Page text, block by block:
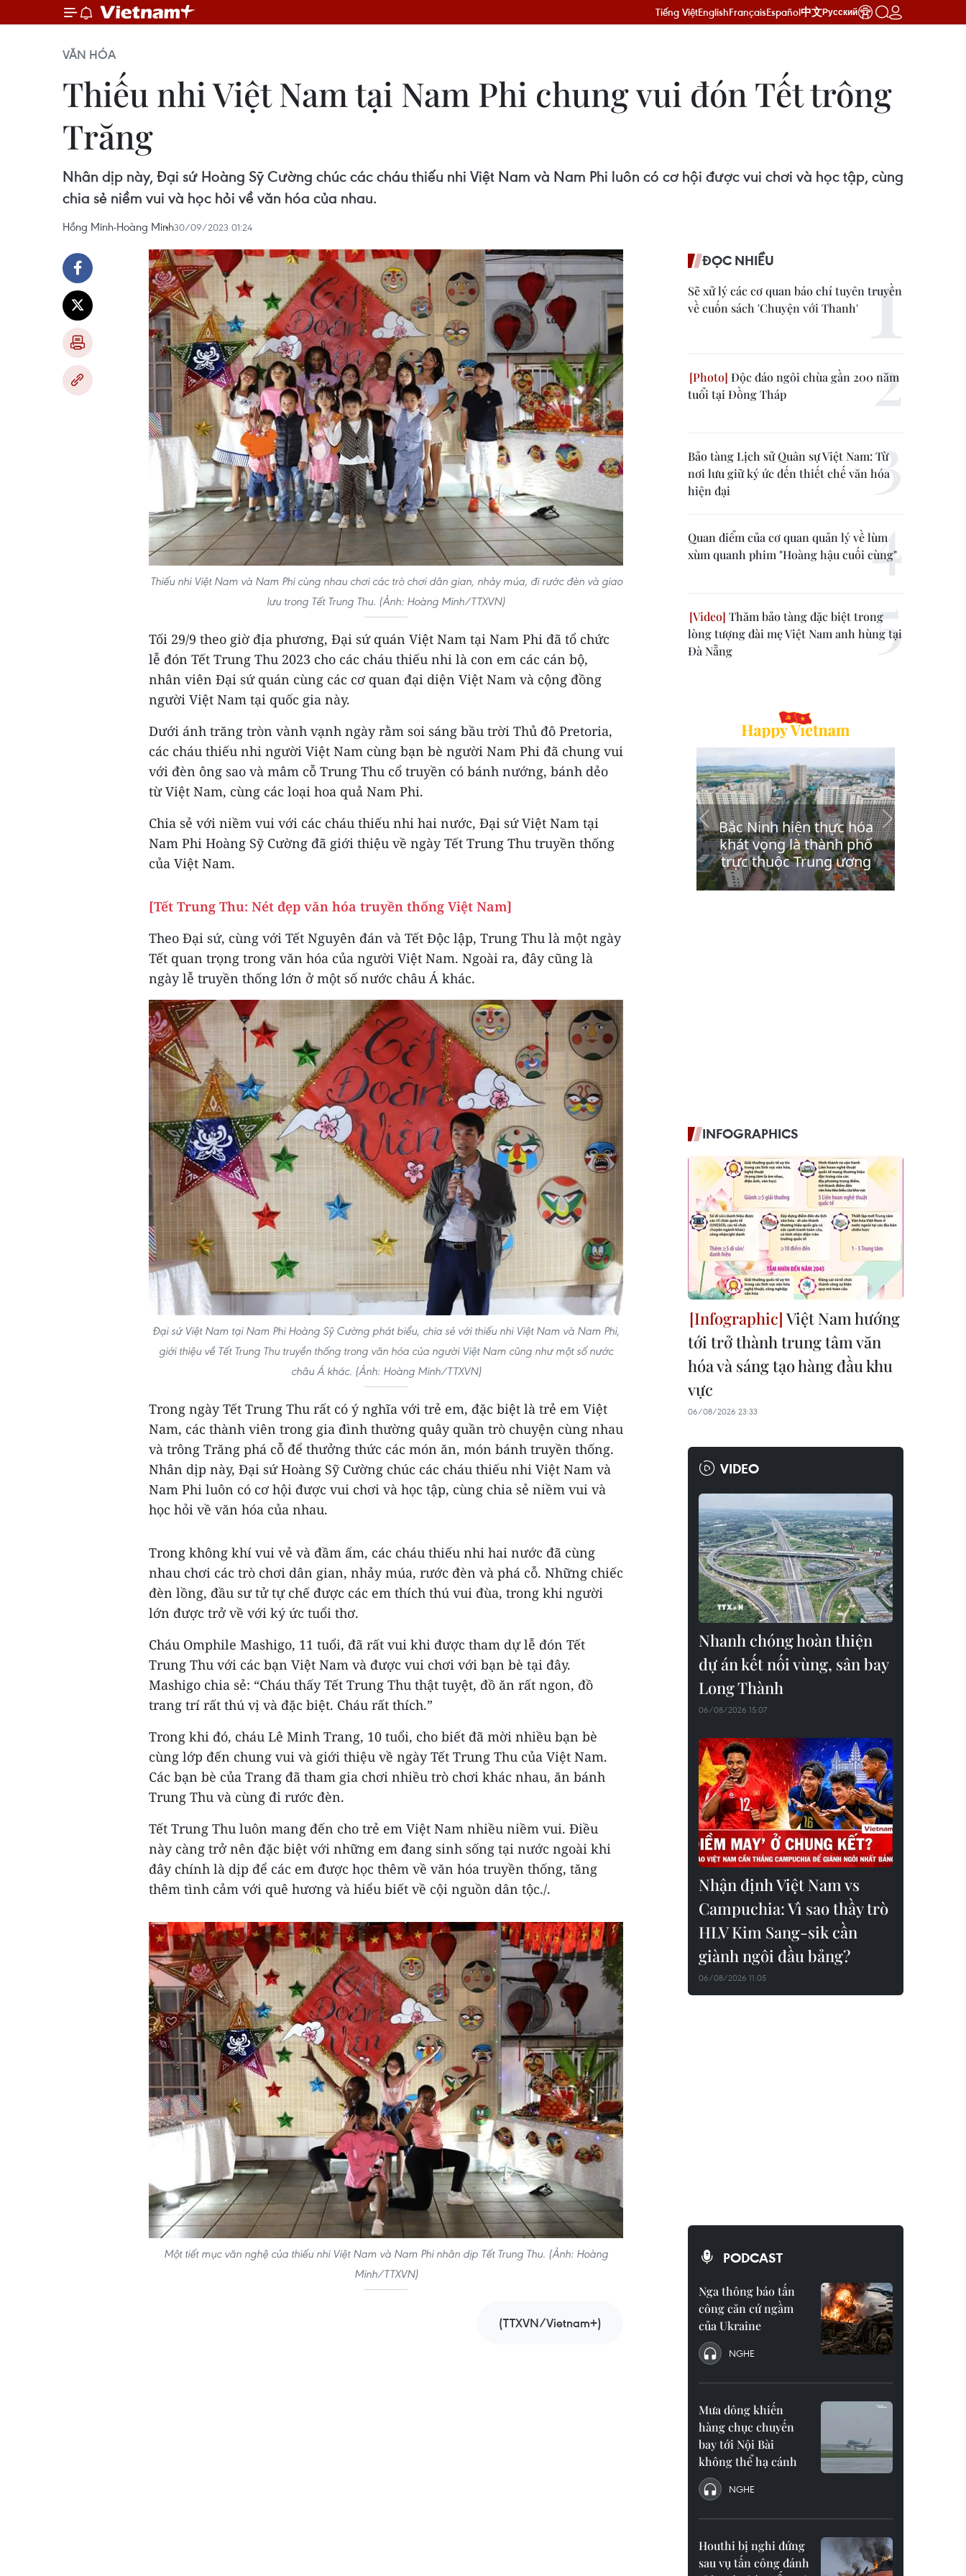
Tiếng ViệtEnglishFrançaisEspañol中文Русский
VĂN HÓA
Thiếu nhi Việt Nam tại Nam Phi chung vui đón Tết trông
Trăng
Nhân dịp này, Đại sứ Hoàng Sỹ Cường chúc các cháu thiếu nhi Việt Nam và Nam Phi luôn có cơ hội được vui chơi và học tập, cùng
chia sẻ niềm vui và học hỏi về văn hóa của nhau.
Hồng Minh-Hoàng Minh30/09/2023 01:24
Thiếu nhi Việt Nam và Nam Phi cùng nhau chơi các trò chơi dân gian, nhảy múa, đi rước đèn và giao
lưu trong Tết Trung Thu. (Ảnh: Hoàng Minh/TTXVN)
Tối 29/9 theo giờ địa phương, Đại sứ quán Việt Nam tại Nam Phi đã tổ chức
lễ đón Tết Trung Thu 2023 cho các cháu thiếu nhi là con em các cán bộ,
nhân viên Đại sứ quán cùng các cơ quan đại diện Việt Nam và cộng đồng
người Việt Nam tại quốc gia này.
Dưới ánh trăng tròn vành vạnh ngày rằm soi sáng bầu trời Thủ đô Pretoria,
các cháu thiếu nhi người Việt Nam cùng bạn bè người Nam Phi đã chung vui
với đèn ông sao và mâm cỗ Trung Thu cổ truyền có bánh nướng, bánh dẻo
từ Việt Nam, cùng các loại hoa quả Nam Phi.
Chia sẻ với niềm vui với các cháu thiếu nhi hai nước, Đại sứ Việt Nam tại
Nam Phi Hoàng Sỹ Cường đã giới thiệu về ngày Tết Trung Thu truyền thống
của Việt Nam.
[Tết Trung Thu: Nét đẹp văn hóa truyền thống Việt Nam]
Theo Đại sứ, cùng với Tết Nguyên đán và Tết Độc lập, Trung Thu là một ngày
Tết quan trọng trong văn hóa của người Việt Nam. Ngoài ra, đây cũng là
ngày lễ truyền thống lớn ở một số nước châu Á khác.
Đại sứ Việt Nam tại Nam Phi Hoàng Sỹ Cường phát biểu, chia sẻ với thiếu nhi Việt Nam và Nam Phi,
giới thiệu về Tết Trung Thu truyền thống trong văn hóa của người Việt Nam cũng như một số nước
châu Á khác. (Ảnh: Hoàng Minh/TTXVN)
Trong ngày Tết Trung Thu rất có ý nghĩa với trẻ em, đặc biệt là trẻ em Việt
Nam, các thành viên trong gia đình thường quây quần trò chuyện cùng nhau
và trông Trăng phá cỗ để thưởng thức các món ăn, món bánh truyền thống.
Nhân dịp này, Đại sứ Hoàng Sỹ Cường chúc các cháu thiếu nhi Việt Nam và
Nam Phi luôn có cơ hội được vui chơi và học tập, cùng chia sẻ niềm vui và
học hỏi về văn hóa của nhau.
Trong không khí vui vẻ và đầm ấm, các cháu thiếu nhi hai nước đã cùng
nhau chơi các trò chơi dân gian, nhảy múa, rước đèn và phá cỗ. Những chiếc
đèn lồng, đầu sư tử tự chế được các em thích thú vui đùa, trong khi người
lớn được trở về với ký ức tuổi thơ.
Cháu Omphile Mashigo, 11 tuổi, đã rất vui khi được tham dự lễ đón Tết
Trung Thu với các bạn Việt Nam và được vui chơi với bạn bè tại đây.
Mashigo chia sẻ: “Cháu thấy Tết Trung Thu thật tuyệt, đồ ăn rất ngon, đồ
trang trí rất thú vị và đặc biệt. Cháu rất thích.”
Trong khi đó, cháu Lê Minh Trang, 10 tuổi, cho biết đã mời nhiều bạn bè
cùng lớp đến chung vui và giới thiệu về ngày Tết Trung Thu của Việt Nam.
Các bạn bè của Trang đã tham gia chơi nhiều trò chơi khác nhau, ăn bánh
Trung Thu và cùng đi rước đèn.
Tết Trung Thu luôn mang đến cho trẻ em Việt Nam nhiều niềm vui. Điều
này càng trở nên đặc biệt với những em đang sinh sống tại nước ngoài khi
đây chính là dịp để các em được học thêm về văn hóa truyền thống, tăng
thêm tình cảm với quê hương và hiểu biết về cội nguồn dân tộc./.
Một tiết mục văn nghệ của thiếu nhi Việt Nam và Nam Phi nhân dịp Tết Trung Thu. (Ảnh: Hoàng
Minh/TTXVN)
(TTXVN/Vietnam+)
ĐỌC NHIỀU
Sẽ xử lý các cơ quan báo chí tuyên truyền
về cuốn sách 'Chuyện với Thanh'
Độc đáo ngôi chùa gần 200 năm
tuổi tại Đồng Tháp
Bảo tàng Lịch sử Quân sự Việt Nam: Từ
nơi lưu giữ ký ức đến thiết chế văn hóa
hiện đại
Quan điểm của cơ quan quản lý về lùm
xùm quanh phim "Hoàng hậu cuối cùng"
Thăm bảo tàng đặc biệt trong
lòng tượng đài mẹ Việt Nam anh hùng tại
Đà Nẵng
INFOGRAPHICS
Việt Nam hướng
tới trở thành trung tâm văn
hóa và sáng tạo hàng đầu khu
vực
06/08/2026 23:33
VIDEO
Nhanh chóng hoàn thiện
dự án kết nối vùng, sân bay
Long Thành
06/08/2026 15:07
Nhận định Việt Nam vs
Campuchia: Vì sao thầy trò
HLV Kim Sang-sik cần
giành ngôi đầu bảng?
06/08/2026 11:05
PODCAST
Nga thông báo tấn
công căn cứ ngầm
của Ukraine
NGHE
Mưa dông khiến
hàng chục chuyến
bay tới Nội Bài
không thể hạ cánh
NGHE
Houthi bị nghi đứng
sau vụ tấn công đánh